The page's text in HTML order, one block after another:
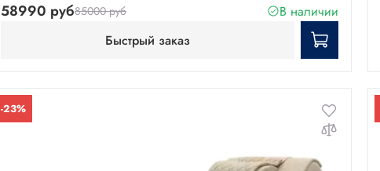
58990 руб85000 руб
В наличии
Быстрый заказ
-23%